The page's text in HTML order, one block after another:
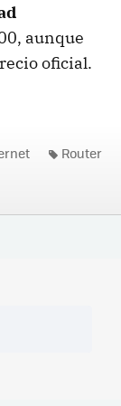
aunque
oficial.
Router